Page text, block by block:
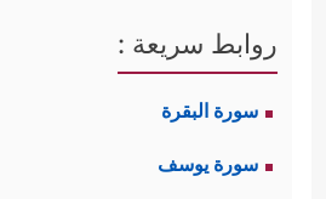
روابط سريعة :
سورة البقرة
سورة يوسف